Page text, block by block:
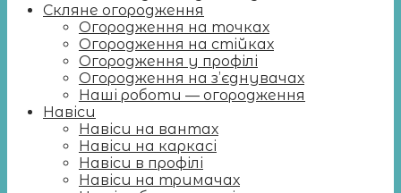
Скляне огородження
Огородження на точках
Огородження на стійках
Огородження у профілі
Огородження на з’єднувачах
Наші роботи — огородження
Навіси
Навіси на вантах
Навіси на каркасі
Навіси в профілі
Навіси на тримачах